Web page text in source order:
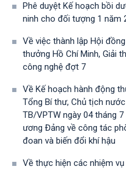
Phê duyệt Kế hoạch bồi
ninh cho đối tượng 1 năm
Về việc thành lập Hội
thưởng Hồ Chí Minh, Giải
công nghệ đợt 7
Về Kế hoạch hành động
Tổng Bí thư, Chủ tịch
TB/VPTW ngày 04 tháng
ương Đảng về công tác
đoan và biến đổi khí hậu
Về thực hiện các nhiệm